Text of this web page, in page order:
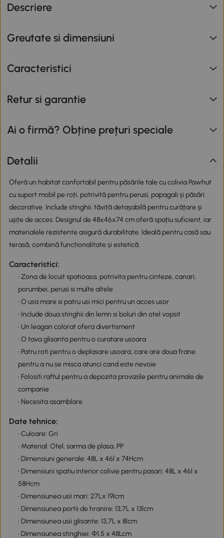
Descriere
Greutate si dimensiuni
Caracteristici
Retur si garantie
Ai o firmă? Obține prețuri speciale
Detalii
Oferă un habitat confortabil pentru păsările tale cu colivia Pawhut
cu suport mobil pe roți, potrivită pentru perusi, papagali și păsări
decorative. Include stinghii, tăviță detașabilă pentru curățare și
ușițe de acces. Designul de 48x46x74 cm oferă spațiu suficient, iar
materialele rezistente asigură durabilitate. Ideală pentru casă sau
terasă, combină funcționalitate și estetică.
Caracteristici:
• Zona de locuit spatioasa, potrivita pentru cinteze, canari,
porumbei, perusi si multe altele
• O usa mare si patru usi mici pentru un acces usor
• Include doua stinghii din lemn si boluri din otel vopsit
• Un leagan colorat ofera divertisment
• O tava glisanta pentru o curatare usoara
• Patru roti pentru o deplasare usoara, care are doua frane
pentru a nu se misca atunci cand este nevoie
• Folositi raftul pentru a depozita proviziile pentru animale de
companie
• Necesita asamblare
Date tehnice:
• Culoare: Gri
• Material: Otel, sarma de plasa, PP
• Dimensiuni generale: 48L x 46l x 74Hcm
• Dimensiuni spatiu interior colivie pentru pasari: 48L x 46l x
58Hcm
• Dimensiunea usii mari: 27Lx 19lcm
• Dimensiunea portii de hranire: 13,7L x 13lcm
• Dimensiunea usii glisante: 13,7L x 8lcm
• Dimensiunea stinghiei: Φ1,5 x 48Lcm